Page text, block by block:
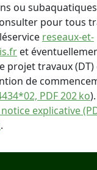
ou
pour tous
reseaux-et-
et
projet travaux (DT)
de
PDF 202 ko
explicative
.